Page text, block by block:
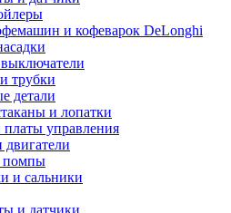
и кофеварок DeLonghi
трубки
детали
и лопатки
управления
помпы
и сальники
и датчики